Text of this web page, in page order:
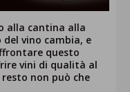
alla cantina alla
vino cambia, e
questo
vini di qualità al
non può che